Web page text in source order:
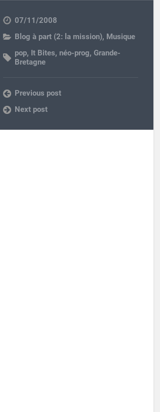
07/11/2008
Blog à part (2: la mission), Musique
pop, It Bites, néo-prog,Grande-
Bretagne
Previous post
Next post